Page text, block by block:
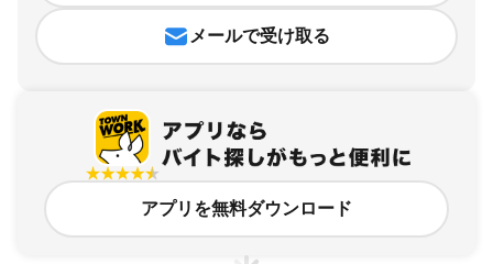
メールで受け取る
アプリを無料ダウンロード